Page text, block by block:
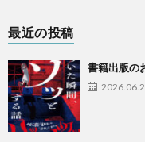
最近の投稿
書籍出版の